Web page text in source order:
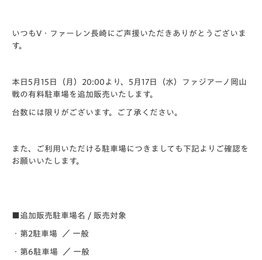
いつもV・ファーレン長崎にご声援いただきありがとうございま
す。
本日5月15日（月）20:00より、5月17日（水）ファジアーノ岡山
戦の有料駐車場を追加販売いたします。
台数には限りがございます。ご了承ください。
また、ご利用いただける駐車場につきましても下記よりご確認を
お願いいたします。
■追加販売駐車場名 / 販売対象
・第2駐車場 ／ 一般
・第6駐車場 ／ 一般